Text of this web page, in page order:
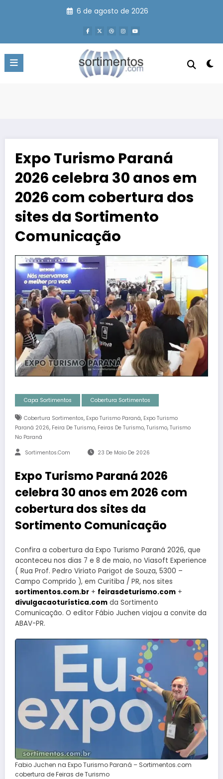
6 de agosto de 2026
Expo Turismo Paraná
2026 celebra 30 anos em
2026 com cobertura dos
sites da Sortimento
Comunicação
Capa Sortimentos Cobertura Sortimentos
Cobertura Sortimentos, Expo Turismo Paraná, Expo Turismo
Paraná 2026, Feira De Turismo, Feiras De Turismo, Turismo, Turismo
No Paraná
Sortimentos.com 23 De Maio De 2026
Expo Turismo Paraná 2026
celebra 30 anos em 2026 com
cobertura dos sites da
Sortimento Comunicação
Confira a cobertura da Expo Turismo Paraná 2026, que
aconteceu nos dias 7 e 8 de maio, no Viasoft Experience
( Rua Prof. Pedro Viriato Parigot de Souza, 5300 –
Campo Comprido ), em Curitiba / PR, nos sites
sortimentos.com.br + feirasdeturismo.com +
divulgacaoturística.com da Sortimento
Comunicação. O editor Fábio Juchen viajou a convite da
ABAV-PR.
Fabio Juchen na Expo Turismo Paraná – Sortimentos.com
cobertura de Feiras de Turismo